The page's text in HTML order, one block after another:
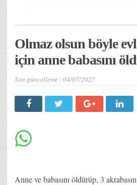
Olmaz olsun böyle
için anne babasını
Son güncelleme :04/07/2025
Anne ve babasını öldürüp, 3